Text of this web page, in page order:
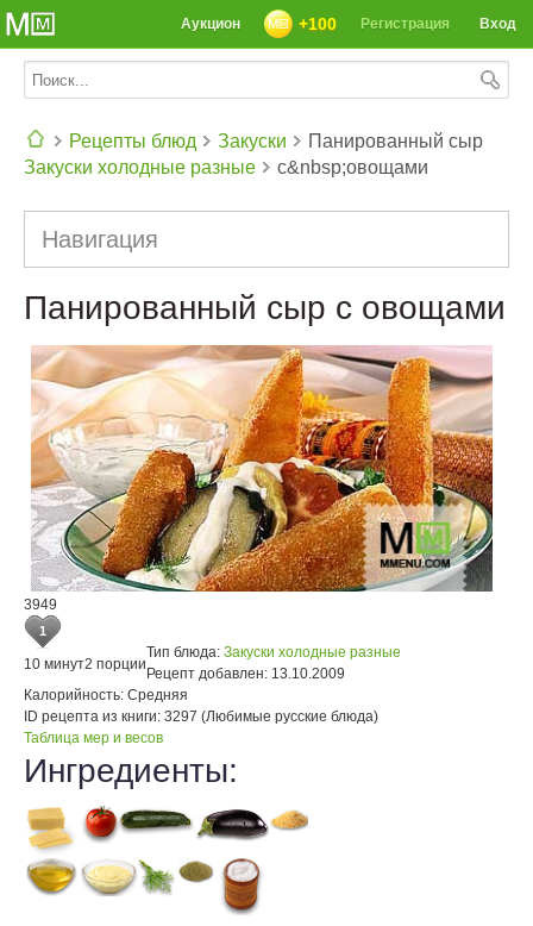
Вход
Регистрация
+100
Аукцион
Рецепты блюд
Закуски
Закуски холодные разные
Панированный сыр
с&nbsp;овощами
Навигация
Панированный сыр с овощами
3949
1
10 минут2 порции
Тип блюда: Закуски холодные разные
Рецепт добавлен: 13.10.2009
Калорийность: Средняя
ID рецепта из книги: 3297 (Любимые русские блюда)
Таблица мер и весов
Ингредиенты: